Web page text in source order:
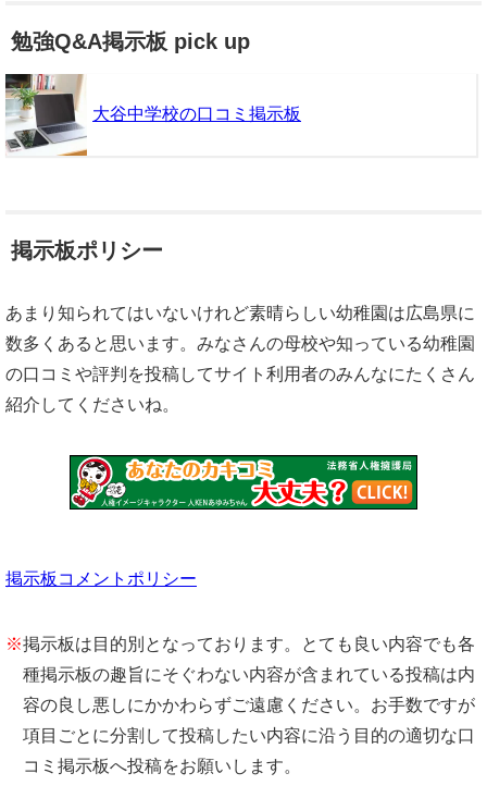
勉強Q&A掲示板 pick up
大谷中学校の口コミ掲示板
掲示板ポリシー
あまり知られてはいないけれど素晴らしい幼稚園は広島県に
数多くあると思います。みなさんの母校や知っている幼稚園
の口コミや評判を投稿してサイト利用者のみんなにたくさん
紹介してくださいね。
掲示板コメントポリシー
※掲示板は目的別となっております。とても良い内容でも各
種掲示板の趣旨にそぐわない内容が含まれている投稿は内
容の良し悪しにかかわらずご遠慮ください。お手数ですが
項目ごとに分割して投稿したい内容に沿う目的の適切な口
コミ掲示板へ投稿をお願いします。